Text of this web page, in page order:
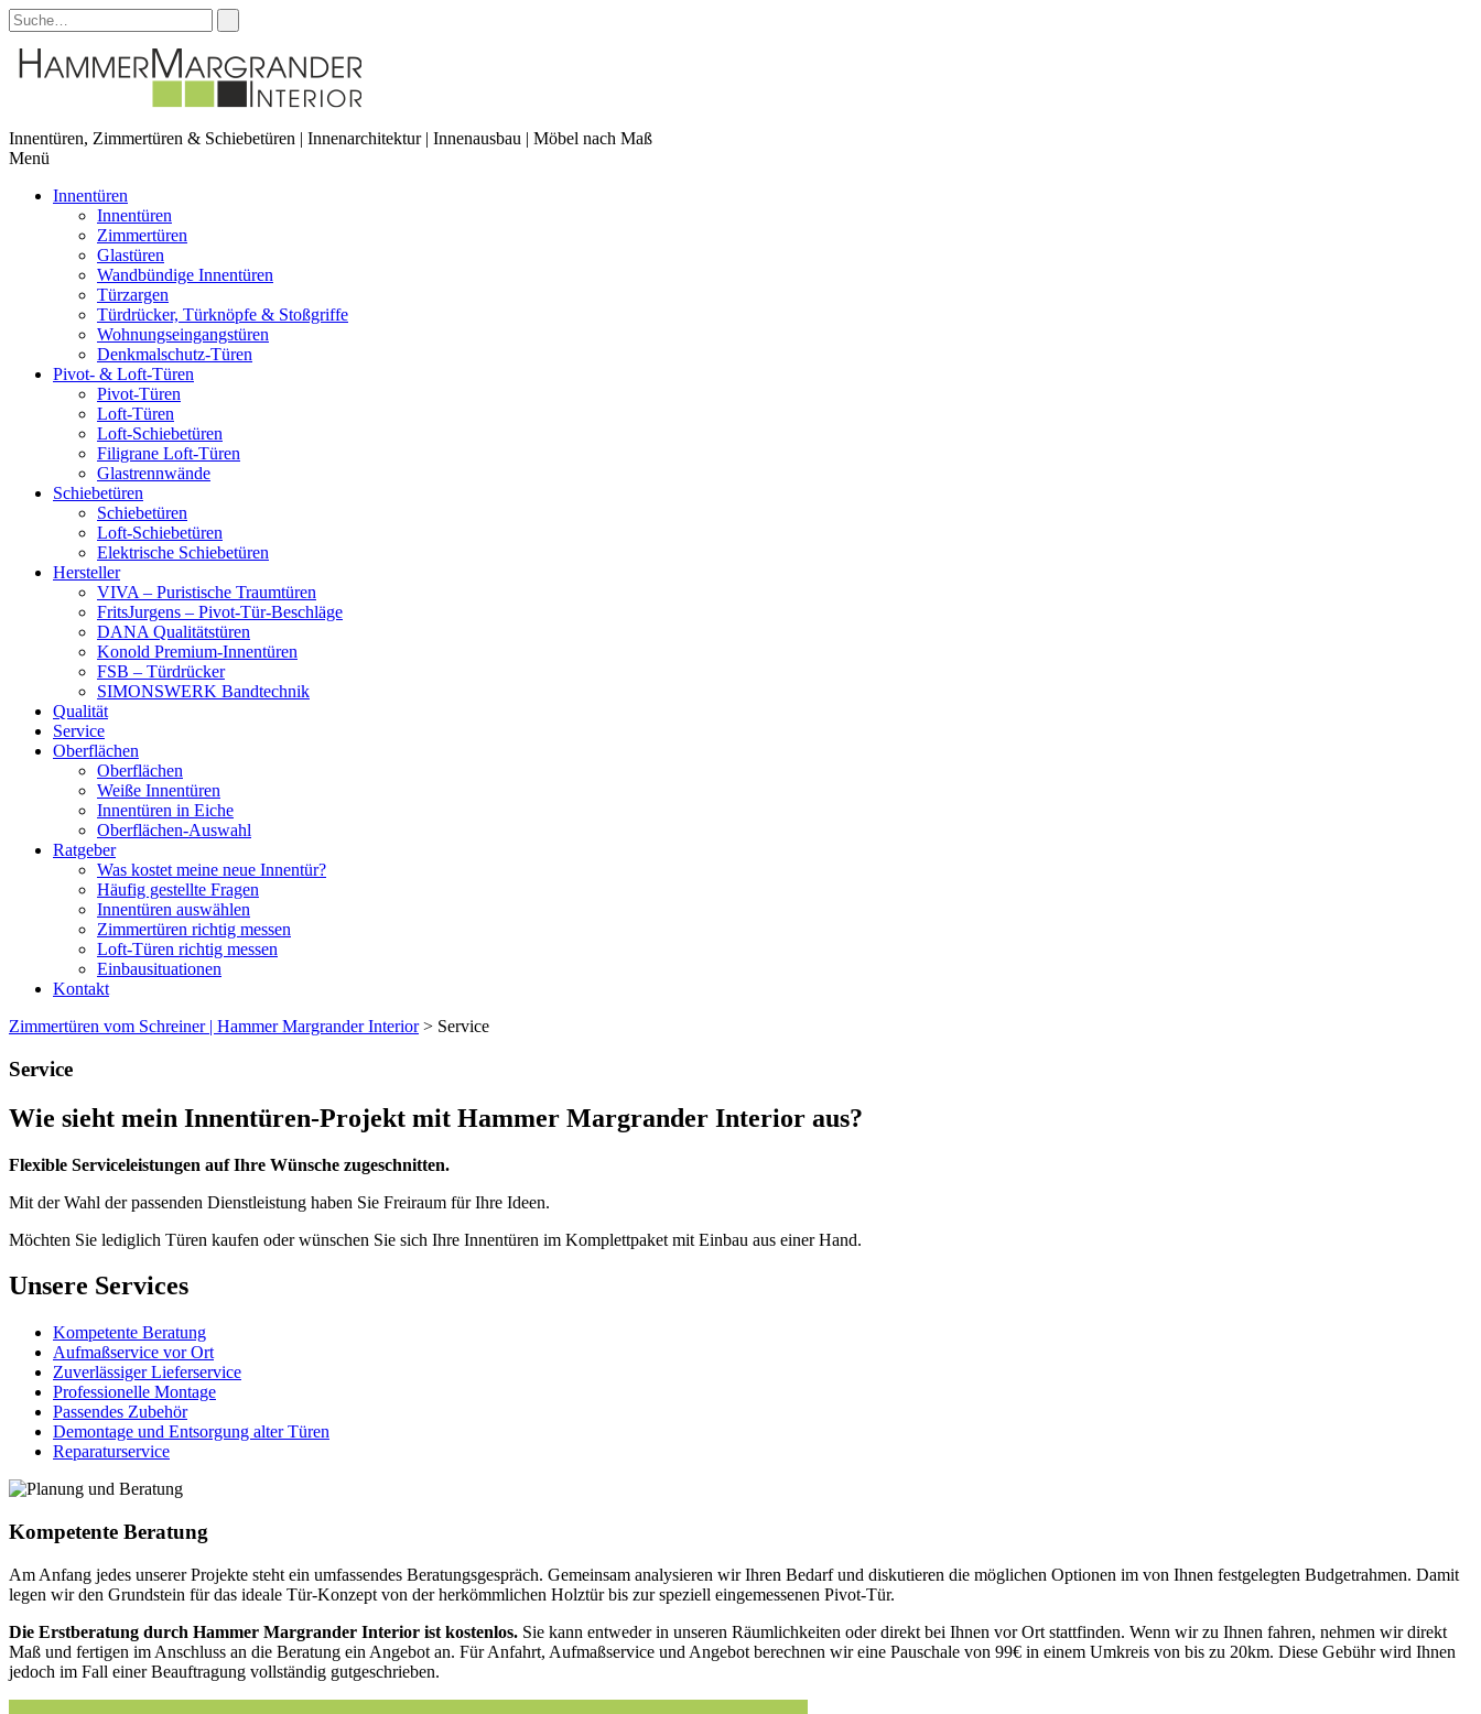
Innentüren, Zimmertüren & Schiebetüren | Innenarchitektur | Innenausbau | Möbel nach Maß
Menü
Innentüren
Innentüren
Zimmertüren
Glastüren
Wandbündige Innentüren
Türzargen
Türdrücker, Türknöpfe & Stoßgriffe
Wohnungseingangstüren
Denkmalschutz-Türen
Pivot- & Loft-Türen
Pivot-Türen
Loft-Türen
Loft-Schiebetüren
Filigrane Loft-Türen
Glastrennwände
Schiebetüren
Schiebetüren
Loft-Schiebetüren
Elektrische Schiebetüren
Hersteller
VIVA – Puristische Traumtüren
FritsJurgens – Pivot-Tür-Beschläge
DANA Qualitätstüren
Konold Premium-Innentüren
FSB – Türdrücker
SIMONSWERK Bandtechnik
Qualität
Service
Oberflächen
Oberflächen
Weiße Innentüren
Innentüren in Eiche
Oberflächen-Auswahl
Ratgeber
Was kostet meine neue Innentür?
Häufig gestellte Fragen
Innentüren auswählen
Zimmertüren richtig messen
Loft-Türen richtig messen
Einbausituationen
Kontakt
Zimmertüren vom Schreiner | Hammer Margrander Interior> Service
Service
Wie sieht mein Innentüren-Projekt mit Hammer Margrander Interior aus?
Flexible Serviceleistungen auf Ihre Wünsche zugeschnitten.
Mit der Wahl der passenden Dienstleistung haben Sie Freiraum für Ihre Ideen.
Möchten Sie lediglich Türen kaufen oder wünschen Sie sich Ihre Innentüren im Komplettpaket mit Einbau aus einer Hand.
Unsere Services
Kompetente Beratung
Aufmaßservice vor Ort
Zuverlässiger Lieferservice
Professionelle Montage
Passendes Zubehör
Demontage und Entsorgung alter Türen
Reparaturservice
Kompetente Beratung
Am Anfang jedes unserer Projekte steht ein umfassendes Beratungsgespräch. Gemeinsam analysieren wir Ihren Bedarf und diskutieren die möglichen Optionen im von Ihnen festgelegten Budgetrahmen. Damit
legen wir den Grundstein für das ideale Tür-Konzept von der herkömmlichen Holztür bis zur speziell eingemessenen Pivot-Tür.
Die Erstberatung durch Hammer Margrander Interior ist kostenlos. Sie kann entweder in unseren Räumlichkeiten oder direkt bei Ihnen vor Ort stattfinden. Wenn wir zu Ihnen fahren, nehmen wir direkt
Maß und fertigen im Anschluss an die Beratung ein Angebot an. Für Anfahrt, Aufmaßservice und Angebot berechnen wir eine Pauschale von 99€ in einem Umkreis von bis zu 20km. Diese Gebühr wird Ihnen
jedoch im Fall einer Beauftragung vollständig gutgeschrieben.